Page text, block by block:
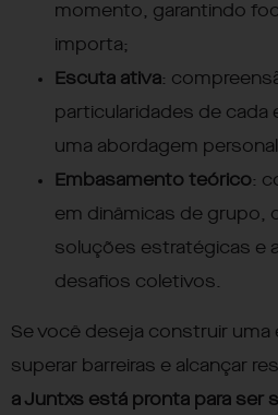
momento, garantindo
importa;
Escuta ativa:
particularidades de cada
uma abordagem
Embasamento teórico:
em dinâmicas de grupo,
soluções estratégicas e
desafios coletivos.
Se você deseja construir uma
superar barreiras e alcançar
a Juntxs está pronta para ser